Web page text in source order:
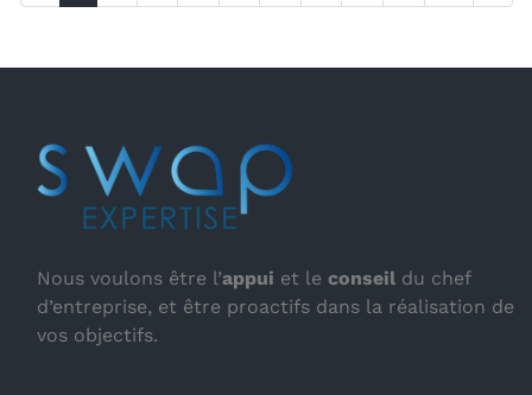
Nous voulons être l’appui et leconseil du chef
d’entreprise, et être proactifs dans la réalisation de
vos objectifs.